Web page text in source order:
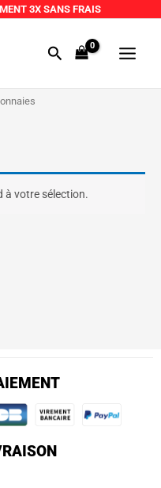
3X SANS FRAIS
RechercherMenu
à votre sélection.